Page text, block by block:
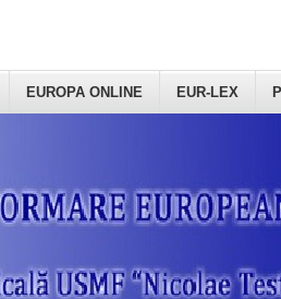
EUROPA ONLINE EUR-LEX